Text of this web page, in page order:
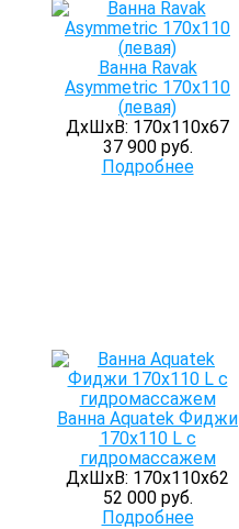
Ванна Ravak
Asymmetric 170x110
(левая)
ДхШхВ: 170х110х67
37 900 руб.
Подробнее
Ванна Aquatek Фиджи
170x110 L с
гидромассажем
ДхШхВ: 170х110х62
52 000 руб.
Подробнее